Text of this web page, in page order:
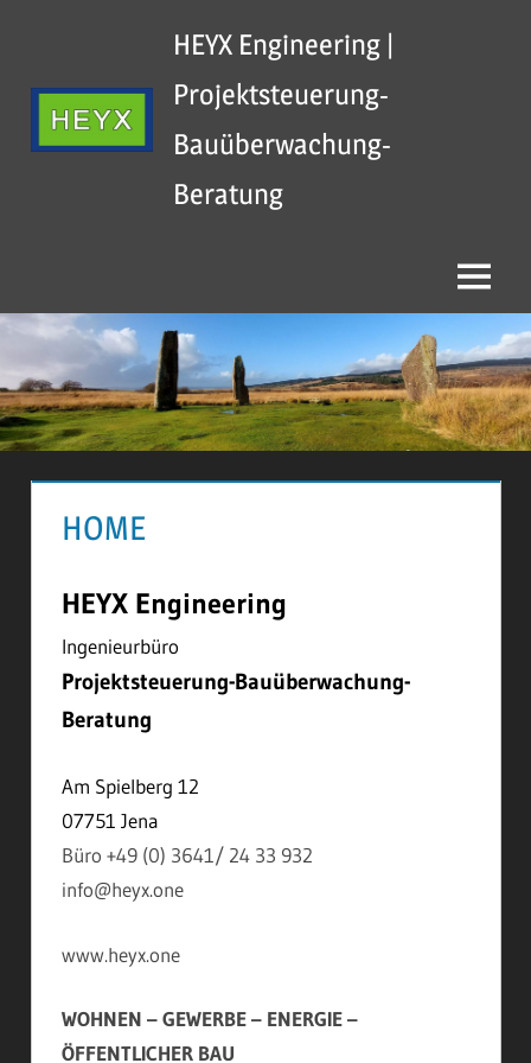
springen
HEYX Engineering |
Projektsteuerung-
Bauüberwachung-
Beratung
Menu
HOME
HEYX Engineering
Ingenieurbüro
Projektsteuerung-Bauüberwachung-
Beratung
Am Spielberg 12
07751 Jena
Büro +49 (0) 3641/ 24 33 932
info@heyx.one
www.heyx.one
WOHNEN – GEWERBE – ENERGIE –
ÖFFENTLICHER BAU